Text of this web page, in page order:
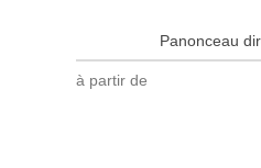
Panonceau
à partir de